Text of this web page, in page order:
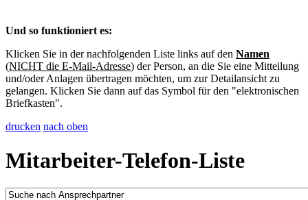
Und so funktioniert es:
Klicken Sie in der nachfolgenden Liste links auf den Namen
(NICHT die E-Mail-Adresse) der Person, an die Sie eine Mitteilung
und/oder Anlagen übertragen möchten, um zur Detailansicht zu
gelangen. Klicken Sie dann auf das Symbol für den "elektronischen
Briefkasten".
drucken nach oben
Mitarbeiter-Telefon-Liste